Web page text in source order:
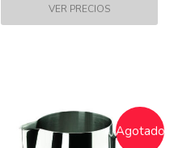
Agotado